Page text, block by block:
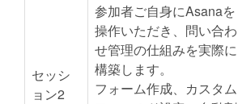
セッシ
ョン2
参加者ご自身にAsanaを
操作いただき、問い合わ
せ管理の仕組みを実際に
構築します。
フォーム作成、カスタム